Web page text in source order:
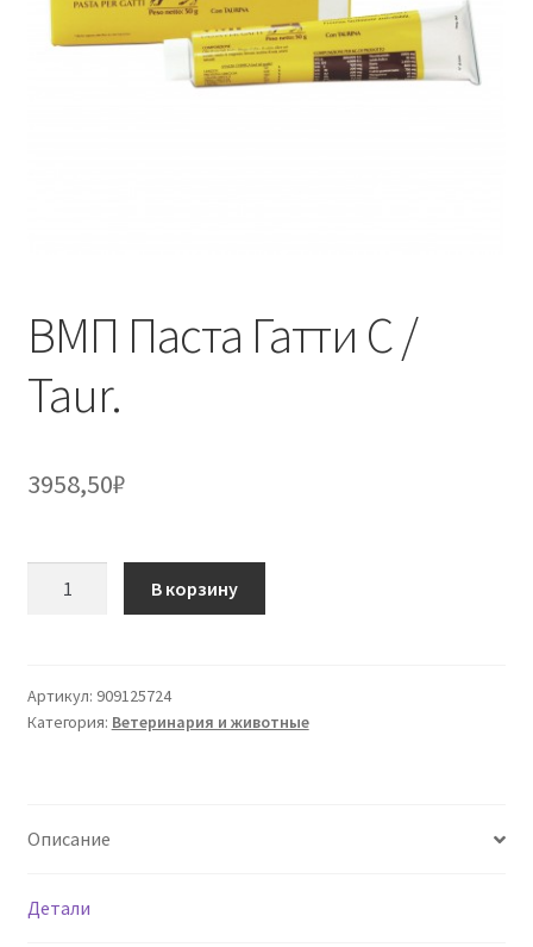
ВМП Паста Гатти C /
Taur.
3958,50₽
Гатти
C
В корзину
Артикул: 909125724
Категория: Ветеринария и животные
Описание
Детали